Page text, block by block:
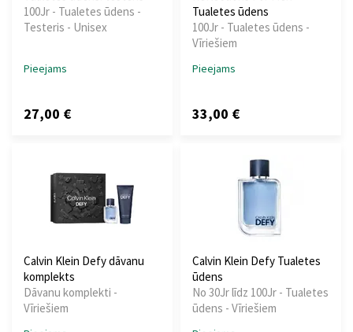
100Jr - Tualetes ūdens -
Testeris - Unisex
Pieejams
27,00 €
Tualetes ūdens
100Jr - Tualetes ūdens -
Vīriešiem
Pieejams
33,00 €
Calvin Klein Defy dāvanu
komplekts
Dāvanu komplekti -
Vīriešiem
Calvin Klein Defy Tualetes
ūdens
No 30Jr līdz 100Jr - Tualetes
ūdens - Vīriešiem